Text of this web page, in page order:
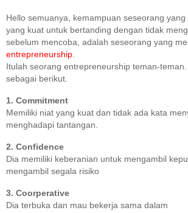
Hello semuanya, kemampuan seseorang yang
yang kuat untuk bertanding dengan tidak
sebelum mencoba, adalah seseorang yang
entrepreneurship.
Itulah seorang entrepreneurship teman-
sebagai berikut.
1. Commitment
Memiliki niat yang kuat dan tidak ada kata
menghadapi tantangan.
2. Confidence
Dia memiliki keberanian untuk mengambil
mengambil segala risiko
3. Coorperative
Dia terbuka dan mau bekerja sama dalam